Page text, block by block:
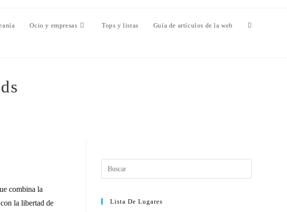
Ocio y empresas Tops y listas Guía de artículos de la web
combina la
la libertad de
Lista De Lugares